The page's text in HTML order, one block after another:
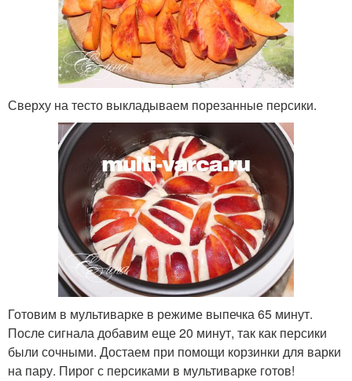
Сверху на тесто выкладываем порезанные персики.
Готовим в мультиварке в режиме выпечка 65 минут.
После сигнала добавим еще 20 минут, так как персики
были сочными. Достаем при помощи корзинки для варки
на пару. Пирог с персиками в мультиварке готов!